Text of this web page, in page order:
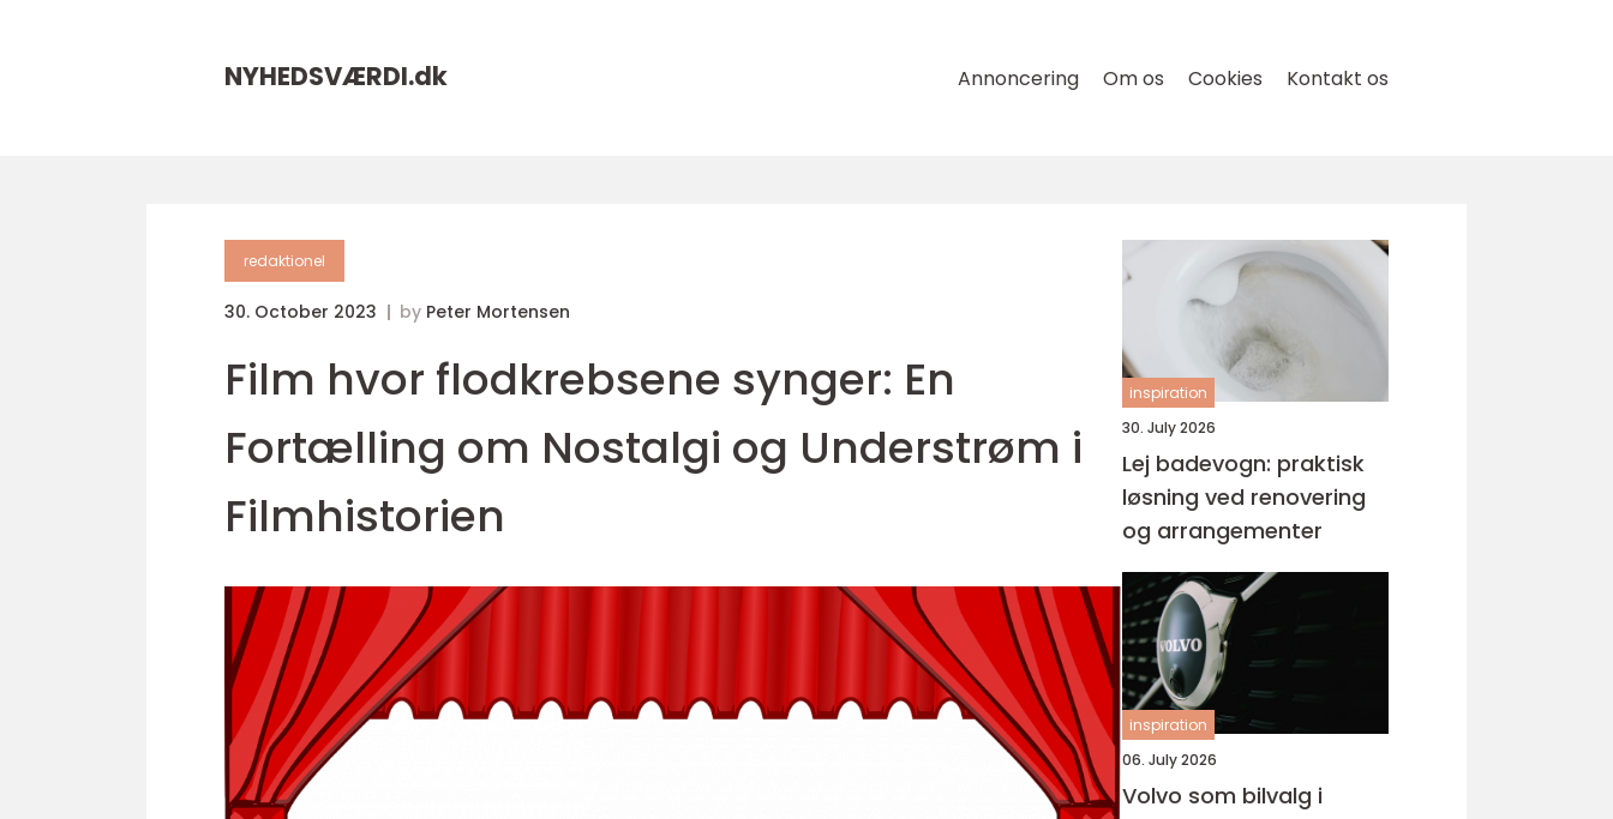
NYHEDSVÆRDI.dk Annoncering Om os Cookies Kontakt os
redaktionel
30. October 2023 by Peter Mortensen
Film hvor flodkrebsene synger: En
Fortælling om Nostalgi og Understrøm i
Filmhistorien
inspiration
30. July 2026
Lej badevogn: praktisk
løsning ved renovering
og arrangementer
inspiration
06. July 2026
Volvo som bilvalg i